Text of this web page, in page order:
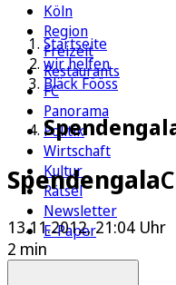
Köln
Region
Freizeit
Restaurants
FC
Panorama
Politik
Wirtschaft
Kultur
Rätsel
Newsletter
E-Paper
Startseite
wir helfen
Bläck Fööss
Spendengala
13.11.2012, 21:04 Uhr
2 min